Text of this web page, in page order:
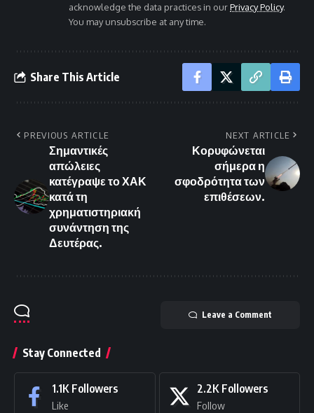
acknowledge the data practices in ourPrivacy Policy.
You may unsubscribe at any time.
Share This Article
PREVIOUS ARTICLE
Σημαντικές
απώλειες
κατέγραψε το ΧΑΚ
κατά τη
χρηματιστηριακή
συνάντηση της
Δευτέρας.
NEXT ARTICLE
Κορυφώνεται
σήμερα η
σφοδρότητα των
επιθέσεων.
Leave a Comment
Stay Connected
1.1K Followers
Like
2.2K Followers
Follow